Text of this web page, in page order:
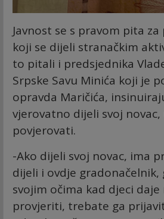
Javnost se s pravom pita
koji se dijeli stranačkim
to pitali i predsjednika
Srpske Savu Minića koji je
opravda Maričića,
vjerovatno dijeli svoj
povjerovati.
-Ako dijeli svoj novac, ima
dijeli i ovdje gradonačelnik,
svojim očima kad djeci daje
provjeriti, trebate ga